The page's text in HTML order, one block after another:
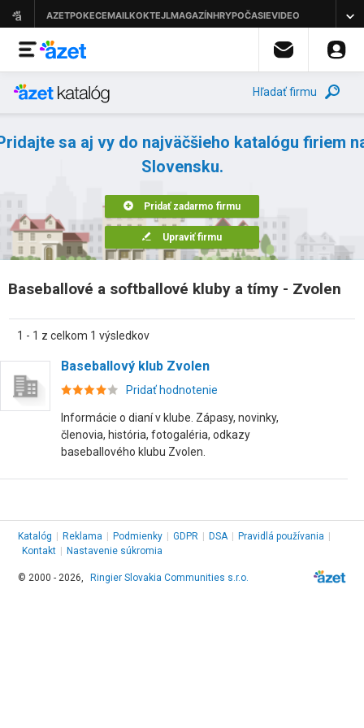
Hľadať firmu
sa aj vy do najväčšieho katalógu firiem
Slovensku.
Pridať zadarmo firmu
Upraviť firmu
Baseballové a softballové kluby a tímy - Zvolen
1 - 1 z celkom 1 výsledkov
Baseballový klub Zvolen
Pridať hodnotenie
Informácie o dianí v klube. Zápasy, novinky,
členovia, história, fotogaléria, odkazy
baseballového klubu Zvolen.
Katalóg Reklama Podmienky GDPR DSA Pravidlá používania
Kontakt
Nastavenie súkromia
© 2000 - 2026, Ringier Slovakia Communities s.r.o.